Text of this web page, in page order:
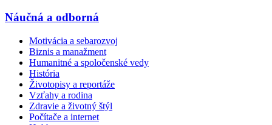
Náučná a odborná
Motivácia a sebarozvoj
Biznis a manažment
Humanitné a spoločenské vedy
História
Životopisy a reportáže
Vzťahy a rodina
Zdravie a životný štýl
Počítače a internet